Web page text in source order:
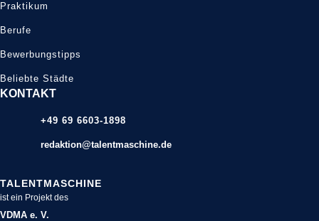
Praktikum
Berufe
Bewerbungstipps
Beliebte Städte
KONTAKT
+49 69 6603-1898
redaktion@talentmaschine.de
TALENTMASCHINE
ist ein Projekt des
VDMA e. V.